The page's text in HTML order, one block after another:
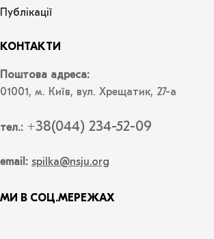
Публікації
КОНТАКТИ
Поштова адреса:
01001, м. Київ, вул. Хрещатик, 27-а
тел.: +38(044) 234-52-09
email: spilka@nsju.org
МИ В СОЦ.МЕРЕЖАХ